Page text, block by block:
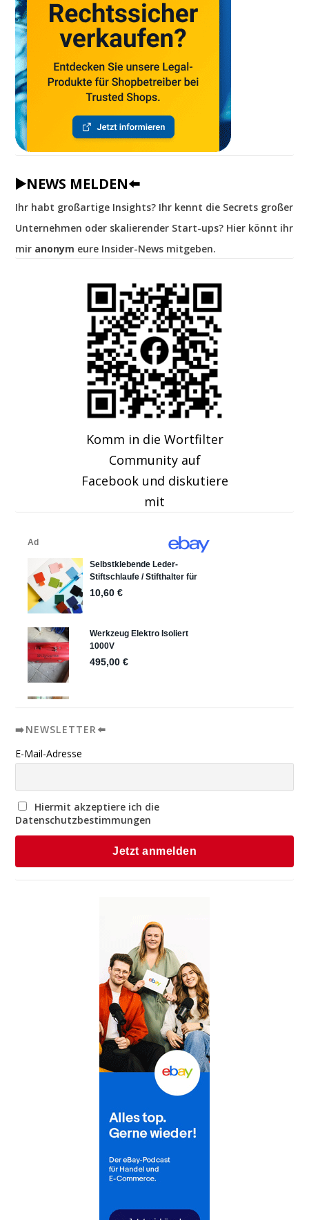
▶️NEWS MELDEN⬅️
Ihr habt großartige Insights? Ihr kennt die Secrets großer
Unternehmen oder skalierender Start-ups? Hier könnt ihr
mir anonym eure Insider-News mitgeben.
Komm in die Wortfilter
Community auf
Facebook und diskutiere
mit
➡️NEWSLETTER⬅️
E-Mail-Adresse
Hiermit akzeptiere ich die
Datenschutzbestimmungen